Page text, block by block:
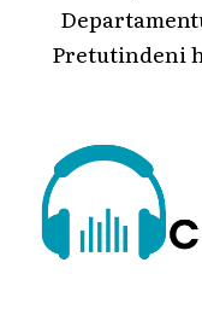
Pretutindeni